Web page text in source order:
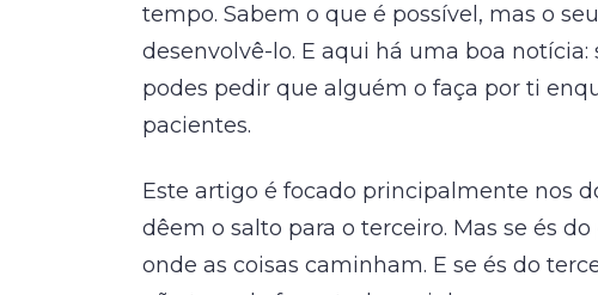
tempo. Sabem o que é possível, mas o
desenvolvê-lo. E aqui há uma boa notícia:
podes pedir que alguém o faça por ti
pacientes.
Este artigo é focado principalmente nos
dêem o salto para o terceiro. Mas se és
onde as coisas caminham. E se és do